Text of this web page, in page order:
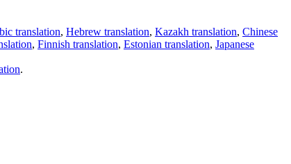
translation, Hebrew translation, Kazakh translation, Chinese
, Finnish translation, Estonian translation, Japanese
.